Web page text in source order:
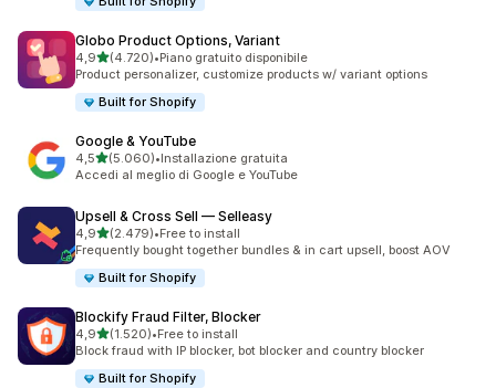
Globo Product Options, Variant
4,9stelle su 5
(4.720)
4720 recensioni totali
•Piano gratuito disponibile
Product personalizer, customize products w/ variant options
Built for Shopify
Google & YouTube
4,5stelle su 5
(5.060)
5060 recensioni totali
•Installazione gratuita
Accedi al meglio di Google e YouTube
Upsell & Cross Sell — Selleasy
4,9stelle su 5
(2.479)
2479 recensioni totali
•Free to install
Frequently bought together bundles & in cart upsell, boost AOV
Built for Shopify
Blockify Fraud Filter, Blocker
4,9stelle su 5
(1.520)
1520 recensioni totali
•Free to install
Block fraud with IP blocker, bot blocker and country blocker
Built for Shopify